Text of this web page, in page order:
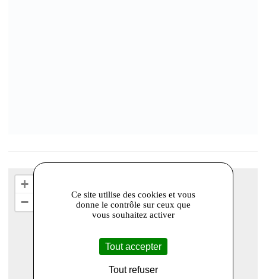
+
−
Ce site utilise des cookies et vous
donne le contrôle sur ceux que
vous souhaitez activer
Tout accepter
Tout refuser